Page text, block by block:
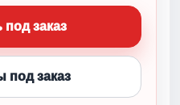
под заказ
под заказ